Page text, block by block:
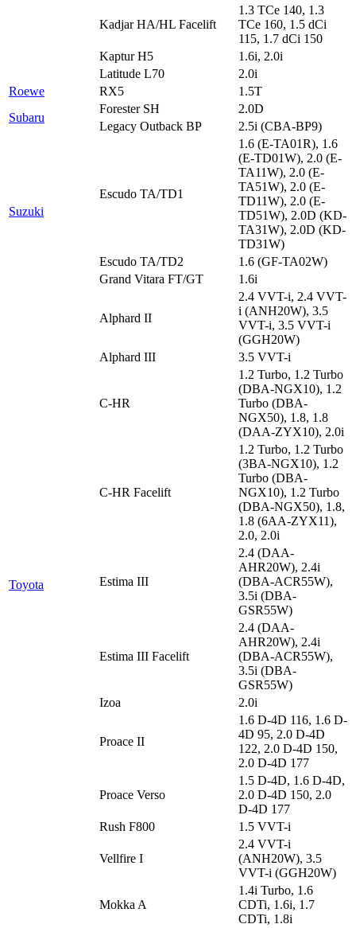
Kadjar HA/HL Facelift
1.3 TCe 140, 1.3
TCe 160, 1.5 dCi
115, 1.7 dCi 150
Kaptur H5
1.6i, 2.0i
Latitude L70
2.0i
Roewe
RX5
1.5T
Subaru
Forester SH
2.0D
Legacy Outback BP
2.5i (CBA-BP9)
Suzuki
Escudo TA/TD1
1.6 (E-TA01R), 1.6
(E-TD01W), 2.0 (E-
TA11W), 2.0 (E-
TA51W), 2.0 (E-
TD11W), 2.0 (E-
TD51W), 2.0D (KD-
TA31W), 2.0D (KD-
TD31W)
Escudo TA/TD2
1.6 (GF-TA02W)
Grand Vitara FT/GT
1.6i
Toyota
Alphard II
2.4 VVT-i, 2.4 VVT-
i (ANH20W), 3.5
VVT-i, 3.5 VVT-i
(GGH20W)
Alphard III
3.5 VVT-i
C-HR
1.2 Turbo, 1.2 Turbo
(DBA-NGX10), 1.2
Turbo (DBA-
NGX50), 1.8, 1.8
(DAA-ZYX10), 2.0i
C-HR Facelift
1.2 Turbo, 1.2 Turbo
(3BA-NGX10), 1.2
Turbo (DBA-
NGX10), 1.2 Turbo
(DBA-NGX50), 1.8,
1.8 (6AA-ZYX11),
2.0, 2.0i
Estima III
2.4 (DAA-
AHR20W), 2.4i
(DBA-ACR55W),
3.5i (DBA-
GSR55W)
Estima III Facelift
2.4 (DAA-
AHR20W), 2.4i
(DBA-ACR55W),
3.5i (DBA-
GSR55W)
Izoa
2.0i
Proace II
1.6 D-4D 116, 1.6 D-
4D 95, 2.0 D-4D
122, 2.0 D-4D 150,
2.0 D-4D 177
Proace Verso
1.5 D-4D, 1.6 D-4D,
2.0 D-4D 150, 2.0
D-4D 177
Rush F800
1.5 VVT-i
Vellfire I
2.4 VVT-i
(ANH20W), 3.5
VVT-i (GGH20W)
Mokka A
1.4i Turbo, 1.6
CDTi, 1.6i, 1.7
CDTi, 1.8i